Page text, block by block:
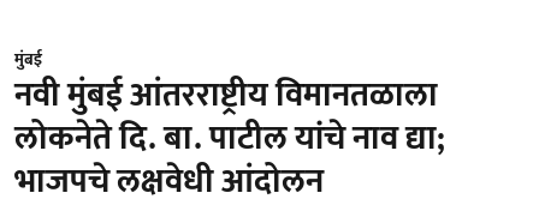
मुंबई
नवी मुंबई आंतरराष्ट्रीय विमानतळाला
लोकनेते दि. बा. पाटील यांचे नाव द्या;
भाजपचे लक्षवेधी आंदोलन